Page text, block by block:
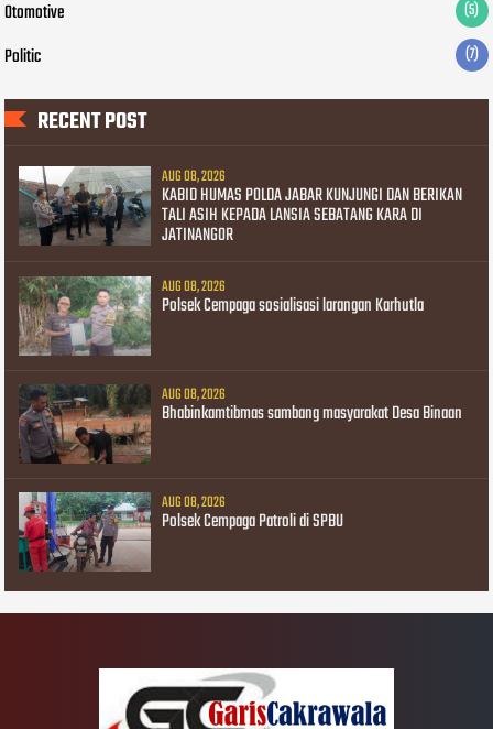
Otomotive (5)
Politic (7)
RECENT POST
AUG 08, 2026
KABID HUMAS POLDA JABAR KUNJUNGI DAN BERIKAN
TALI ASIH KEPADA LANSIA SEBATANG KARA DI
JATINANGOR
AUG 08, 2026
Polsek Cempaga sosialisasi larangan Karhutla
AUG 08, 2026
Bhabinkamtibmas sambang masyarakat Desa Binaan
AUG 08, 2026
Polsek Cempaga Patroli di SPBU